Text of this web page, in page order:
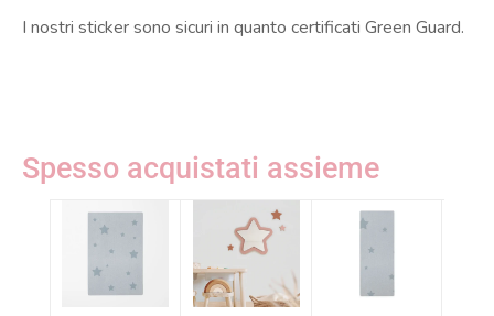
I nostri sticker sono sicuri in quanto certificati Green Guard.
Spesso acquistati assieme